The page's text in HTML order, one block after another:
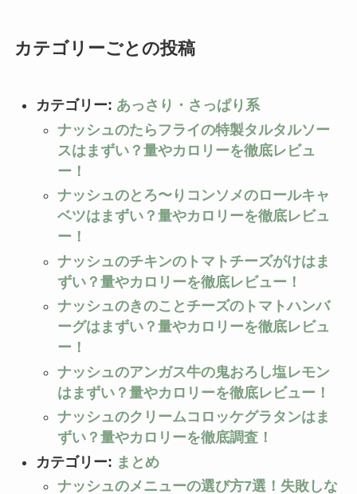
カテゴリーごとの投稿
カテゴリー: あっさり・さっぱり系
ナッシュのたらフライの特製タルタルソー
スはまずい？量やカロリーを徹底レビュ
ー！
ナッシュのとろ〜りコンソメのロールキャ
ベツはまずい？量やカロリーを徹底レビュ
ー！
ナッシュのチキンのトマトチーズがけはま
ずい？量やカロリーを徹底レビュー！
ナッシュのきのことチーズのトマトハンバ
ーグはまずい？量やカロリーを徹底レビュ
ー！
ナッシュのアンガス牛の鬼おろし塩レモン
はまずい？量やカロリーを徹底レビュー！
ナッシュのクリームコロッケグラタンはま
ずい？量やカロリーを徹底調査！
カテゴリー: まとめ
ナッシュのメニューの選び方7選！失敗しな